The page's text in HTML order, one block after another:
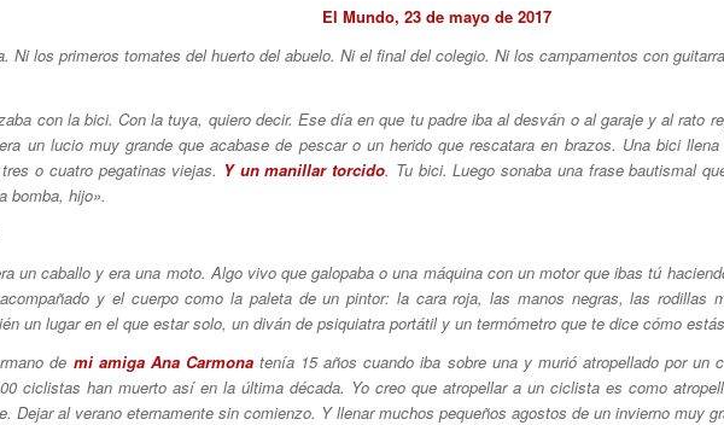
El Mundo, 23 de mayo de 2017
Ni los primeros tomates del huerto del abuelo. Ni el final del colegio. Ni los campamentos con
con la bici. Con la tuya, quiero decir. Ese día en que tu padre iba al desván o al garaje y al rato
un lucio muy grande que acabase de pescar o un herido que rescatara en brazos. Una bici
o cuatro pegatinas viejas. Y un manillar torcido. Tu bici. Luego sonaba una frase bautismal
bomba, hijo».
un caballo y era una moto. Algo vivo que galopaba o una máquina con un motor que ibas tú
y el cuerpo como la paleta de un pintor: la cara roja, las manos negras, las rodillas
un lugar en el que estar solo, un diván de psiquiatra portátil y un termómetro que te dice cómo
de mi amiga Ana Carmonatenía 15 años cuando iba sobre una y murió atropellado por un
ciclistas han muerto así en la última década. Yo creo que atropellar a un ciclista es como
Dejar al verano eternamente sin comienzo. Y llenar muchos pequeños agostos de un invierno muy